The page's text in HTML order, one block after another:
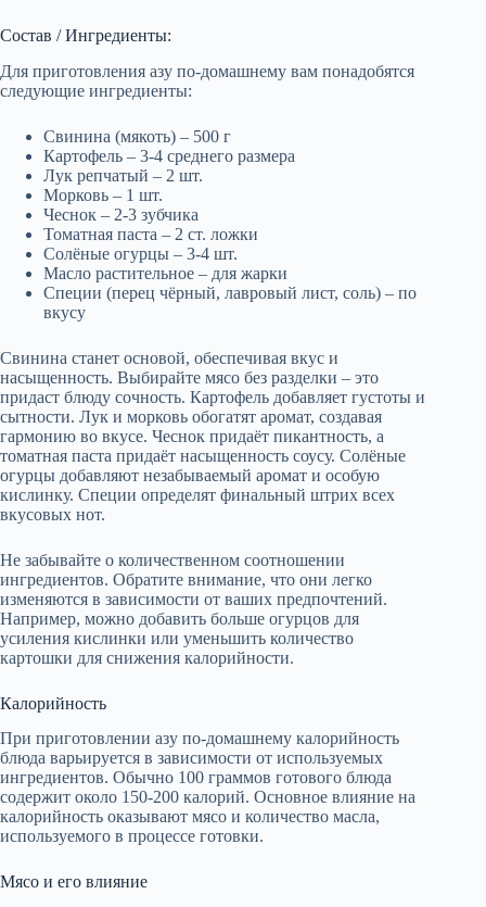
Состав / Ингредиенты:
Для приготовления азу по-домашнему вам понадобятся
следующие ингредиенты:
Свинина (мякоть) – 500 г
Картофель – 3-4 среднего размера
Лук репчатый – 2 шт.
Морковь – 1 шт.
Чеснок – 2-3 зубчика
Томатная паста – 2 ст. ложки
Солёные огурцы – 3-4 шт.
Масло растительное – для жарки
Специи (перец чёрный, лавровый лист, соль) – по
вкусу
Свинина станет основой, обеспечивая вкус и
насыщенность. Выбирайте мясо без разделки – это
придаст блюду сочность. Картофель добавляет густоты и
сытности. Лук и морковь обогатят аромат, создавая
гармонию во вкусе. Чеснок придаёт пикантность, а
томатная паста придаёт насыщенность соусу. Солёные
огурцы добавляют незабываемый аромат и особую
кислинку. Специи определят финальный штрих всех
вкусовых нот.
Не забывайте о количественном соотношении
ингредиентов. Обратите внимание, что они легко
изменяются в зависимости от ваших предпочтений.
Например, можно добавить больше огурцов для
усиления кислинки или уменьшить количество
картошки для снижения калорийности.
Калорийность
При приготовлении азу по-домашнему калорийность
блюда варьируется в зависимости от используемых
ингредиентов. Обычно 100 граммов готового блюда
содержит около 150-200 калорий. Основное влияние на
калорийность оказывают мясо и количество масла,
используемого в процессе готовки.
Мясо и его влияние